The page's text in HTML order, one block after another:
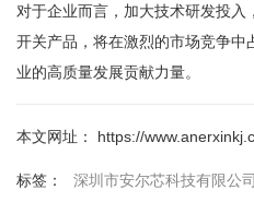
对于企业而言，加大技术研发投
开关产品，将在激烈的市场竞争
业的高质量发展贡献力量。
本文网址： https://
标签： 深圳市安尔芯科技有限公司